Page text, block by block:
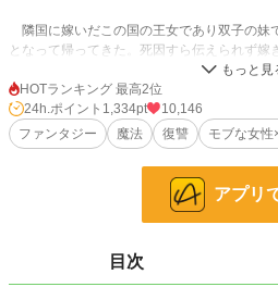
隣国に嫁いだこの国の王女であり双子の妹
となって帰ってきた。死因すら伝えられず嫁
この事実に信じられずにいると、クラリス
一体隣国でクラリスの身に何があったのか。
絶対に、もうクラリスのあんな姿を見たく
て隣国に乗りこむ事になった。
※一話で過激なシーンがあります。
※他の投稿サイトにも掲載しています。
※11話修正、12話追加しました。*
【第1回新エンタメ小説大賞】にエントリー
940 位 / 228,572 件
HOTランキング 最高2位
24h.ポイント 1,334pt
10,146
ファンタジー
魔法 復讐 モブな女性
アプリ
目次